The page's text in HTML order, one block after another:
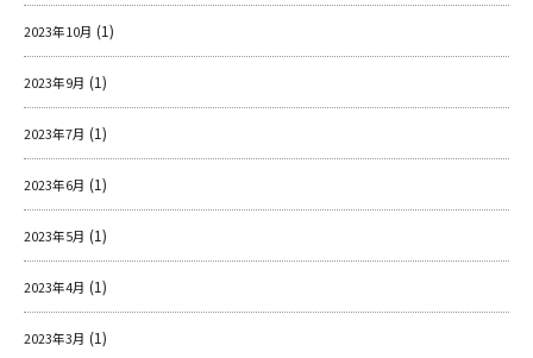
2023年10月 (1)
2023年9月 (1)
2023年7月 (1)
2023年6月 (1)
2023年5月 (1)
2023年4月 (1)
2023年3月 (1)